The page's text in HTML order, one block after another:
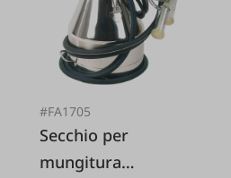
#FA1705
Secchio per
mungitura